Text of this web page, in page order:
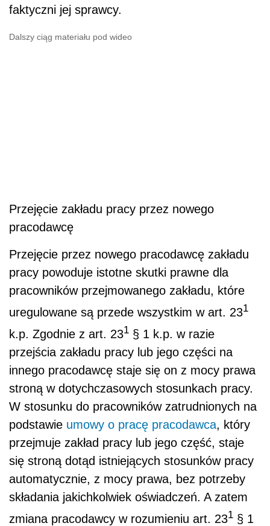
faktyczni jej sprawcy.
Dalszy ciąg materiału pod wideo
Przejęcie zakładu pracy przez nowego
pracodawcę
Przejęcie przez nowego pracodawcę zakładu
pracy powoduje istotne skutki prawne dla
pracowników przejmowanego zakładu, które
uregulowane są przede wszystkim w art. 231
k.p. Zgodnie z art. 231 § 1 k.p. w razie
przejścia zakładu pracy lub jego części na
innego pracodawcę staje się on z mocy prawa
stroną w dotychczasowych stosunkach pracy.
W stosunku do pracowników zatrudnionych na
podstawie umowy o pracę pracodawca, który
przejmuje zakład pracy lub jego część, staje
się stroną dotąd istniejących stosunków pracy
automatycznie, z mocy prawa, bez potrzeby
składania jakichkolwiek oświadczeń. A zatem
zmiana pracodawcy w rozumieniu art. 231 § 1